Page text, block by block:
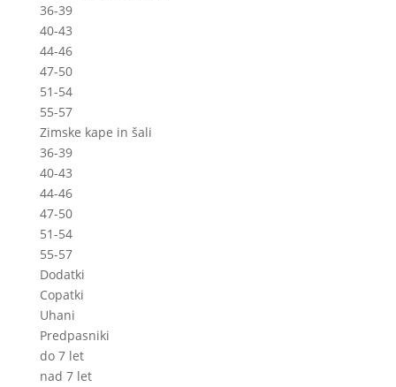
36-39
40-43
44-46
47-50
51-54
55-57
Zimske kape in šali
36-39
40-43
44-46
47-50
51-54
55-57
Dodatki
Copatki
Uhani
Predpasniki
do 7 let
nad 7 let